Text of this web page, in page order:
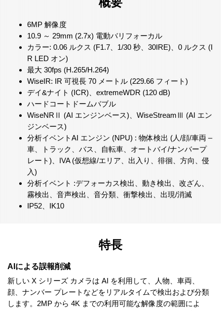
6MP 解像度
10.9 ～ 29mm (2.7x) 電動バリフォーカル
カラー: 0.06 ルクス (F1.7、1/30 秒、30IRE)、0 ルクス (I
R LED オン)
最大 30fps (H.265/H.264)
WiseIR: IR 可視長 70 メートル (229.66 フィート)
デイ&ナイト (ICR)、extremeWDR (120 dB)
ハードコートドームバブル
WiseNRⅡ (AI エンジンベース)、WiseStreamⅢ (AI エン
ジンベース)
分析イベントAI エンジン (NPU) : 物体検出 (人/顔/車両 –
車、トラック、バス、自転車、オートバイ/ナンバープ
レート)、IVA (仮想線/エリア、出入り、徘徊、方向、侵
入)
分析イベント :デフォーカス検出、動き検出、改ざん、
霧検出、音声検出、音分類、衝撃検出、出現/消滅
IP52、IK10
特長
AIによる誤報削減
新しい X シリーズ カメラは AI を利用して、人物、車両、
顔、ナンバー プレートなどをリアルタイムで検出および分類
します。2MP から 4K までの利用可能な解像度の範囲によ